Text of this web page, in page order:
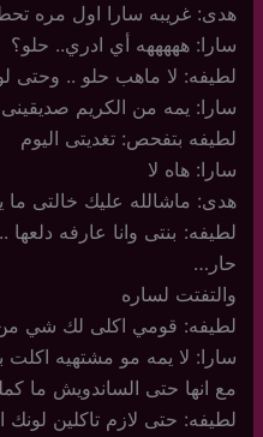
هدى: غريبه سارا اول مره
سارا: هههههه أي ادري.. حلو؟
لطيفه: لا ماهب حلو .. وحتى
سارا: يمه من الكريم صديقينى
لطيفه بتفحص: تغديتى اليوم
سارا: هاه لا
هدى: ماشالله عليك خالتى
لطيفه: بنتى وانا عارفه
حار…
والتفتت لساره
لطيفه: قومي اكلى لك شي من
سارا: لا يمه مو مشتهيه اكلت
مع انها حتى الساندويش ما
لطيفه: حتى لازم تاكلين لونك